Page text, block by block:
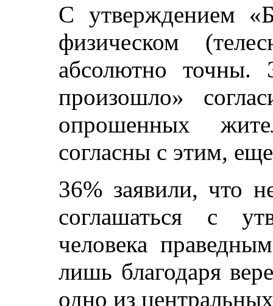
С утверждением
физическом
абсолютно точны.
произошло»
опрошенных
согласны с этим,
36% заявили, что
соглашаться с
человека
лишь благодаря
одно из